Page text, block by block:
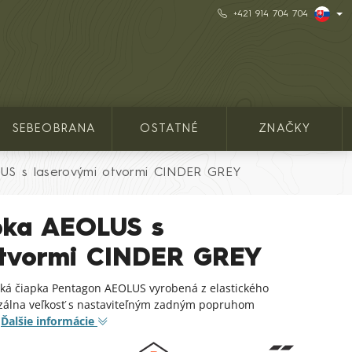
+421 914 704 704
SEBEOBRANA OSTATNÉ ZNAČKY
s laserovými otvormi CINDER GREY
AEOLUS s
CINDER GREY
čiapka Pentagon AEOLUS vyrobená z elastického
veľkosť s nastaviteľným zadným popruhom
Ďalšie informácie